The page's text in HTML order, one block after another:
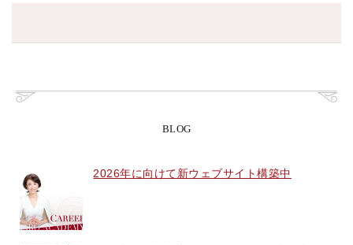
BLOG
2026年に向けて新ウェブサイト構築中